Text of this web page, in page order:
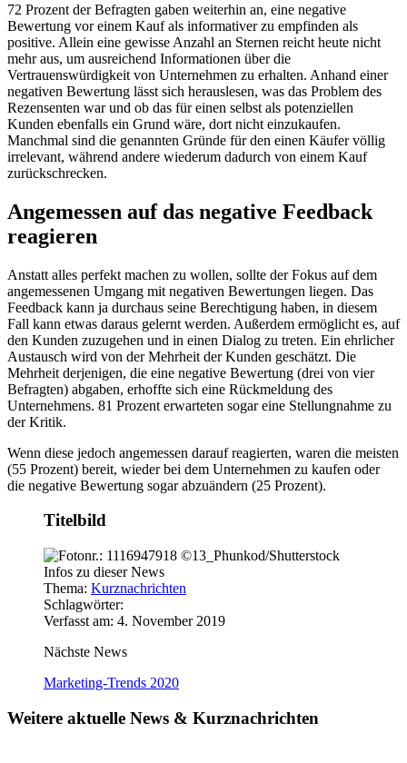
72 Prozent der Befragten gaben weiterhin an, eine negative
Bewertung vor einem Kauf als informativer zu empfinden als
positive. Allein eine gewisse Anzahl an Sternen reicht heute nicht
mehr aus, um ausreichend Informationen über die
Vertrauenswürdigkeit von Unternehmen zu erhalten. Anhand einer
negativen Bewertung lässt sich herauslesen, was das Problem des
Rezensenten war und ob das für einen selbst als potenziellen
Kunden ebenfalls ein Grund wäre, dort nicht einzukaufen.
Manchmal sind die genannten Gründe für den einen Käufer völlig
irrelevant, während andere wiederum dadurch von einem Kauf
zurückschrecken.
Angemessen auf das negative Feedback
reagieren
Anstatt alles perfekt machen zu wollen, sollte der Fokus auf dem
angemessenen Umgang mit negativen Bewertungen liegen. Das
Feedback kann ja durchaus seine Berechtigung haben, in diesem
Fall kann etwas daraus gelernt werden. Außerdem ermöglicht es, auf
den Kunden zuzugehen und in einen Dialog zu treten. Ein ehrlicher
Austausch wird von der Mehrheit der Kunden geschätzt. Die
Mehrheit derjenigen, die eine negative Bewertung (drei von vier
Befragten) abgaben, erhoffte sich eine Rückmeldung des
Unternehmens. 81 Prozent erwarteten sogar eine Stellungnahme zu
der Kritik.
Wenn diese jedoch angemessen darauf reagierten, waren die meisten
(55 Prozent) bereit, wieder bei dem Unternehmen zu kaufen oder
die negative Bewertung sogar abzuändern (25 Prozent).
Titelbild
Infos zu dieser News
Thema: Kurznachrichten
Schlagwörter:
Verfasst am: 4. November 2019
Nächste News
Marketing-Trends 2020
Weitere aktuelle News & Kurznachrichten